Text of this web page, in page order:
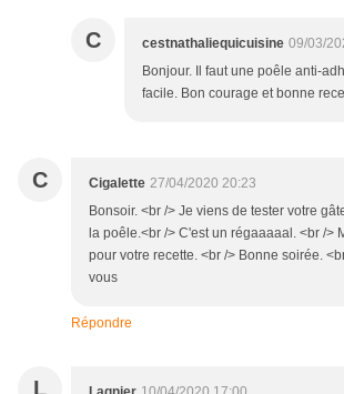
C cestnathaliequicuisine 09/03/
Bonjour. Il faut une poêle anti-
facile. Bon courage et bonne
C Cigalette 27/04/2020 20:23
Bonsoir. <br /> Je viens de tester votre
la poêle.<br /> C'est un régaaaaal. <br />
pour votre recette. <br /> Bonne soirée.
vous
Répondre
L